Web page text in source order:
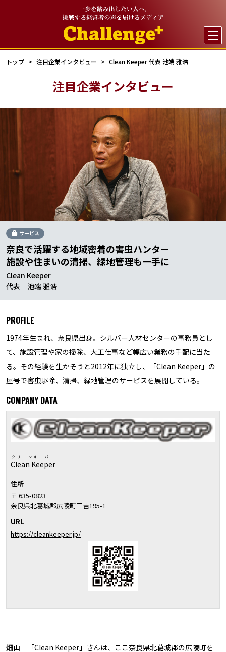

トップ 注目企業インタビュー Clean Keeper 代表 池端 雅浩
注目企業インタビュー
サービス
奈良で活躍する地域密着の害虫ハンター
施設や住まいの清掃、緑地管理も一手に
Clean Keeper
代表 池端 雅浩
PROFILE
1974年生まれ、奈良県出身。シルバー人材センターの事務員とし
て、施設管理や家の掃除、大工仕事など幅広い業務の手配に当た
る。その経験を生かそうと2012年に独立し、「Clean Keeper」の
屋号で害虫駆除、清掃、緑地管理のサービスを展開している。
COMPANY DATA
Clean Keeper
クリーンキーパー
住所
〒 635-0823
奈良県北葛城郡広陵町三吉195-1
URL
https://cleankeeper.jp/
畑山 「Clean Keeper」さんは、ここ奈良県北葛城郡の広陵町を